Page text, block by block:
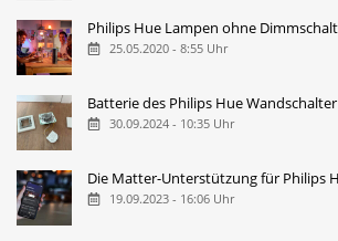
Philips Hue Lampen ohne
25.05.2020 - 8:55 Uhr
Batterie des Philips Hue
30.09.2024 - 10:35 Uhr
Die Matter-Unterstützung für Philips
19.09.2023 - 16:06 Uhr